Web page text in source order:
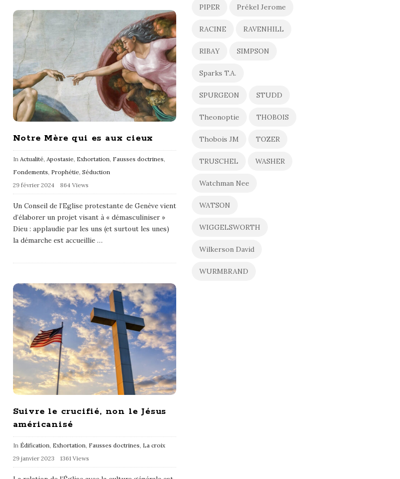
Notre Mère qui es aux cieux
In Actualité, Apostasie, Exhortation Fausses doctrines
Fondements Prophétie, Séduction
29 février 2024
864 Views
Un Conseil de l’Eglise protestante de Genève vient
d’élaborer un projet visant à « démasculiniser »
Dieu : applaudie par les uns (et surtout les unes)
la démarche est accueillie…
Suivre le crucifié, non le Jésus
américanisé
In Édification Exhortation Fausses doctrines La croix
29 janvier 2023
1361 Views
PIPER Prékel Jerome
RACINE RAVENHILL
RIBAY SIMPSON
Sparks T.A.
SPURGEON STUDD
Theonoptie THOBOIS
Thobois JM TOZER
TRUSCHEL WASHER
Watchman Nee
WATSON
WIGGELSWORTH
Wilkerson David
WURMBRAND